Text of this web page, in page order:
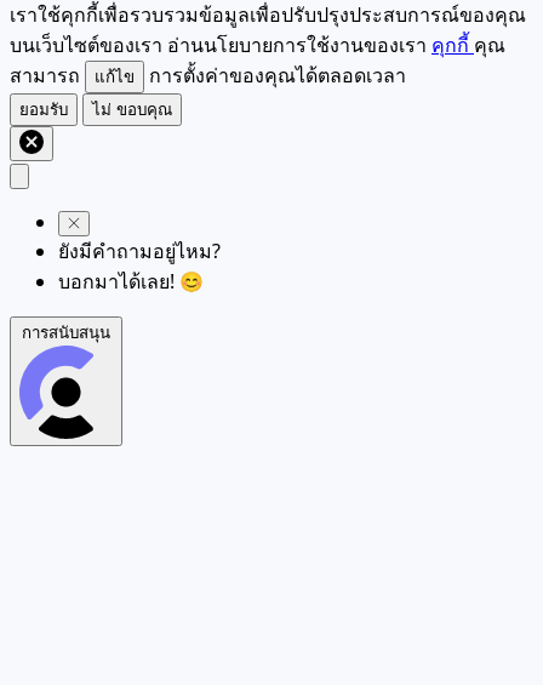
เราใช้คุกกี้เพื่อรวบรวมข้อมูลเพื่อปรับปรุงประสบการณ์ของคุณ
บนเว็บไซต์ของเรา อ่านนโยบายการใช้งานของเรา คุกกี้ คุณ
สามารถ
แก้ไข การตั้งค่าของคุณได้ตลอดเวลา
ยอมรับ ไม่ ขอบคุณ
ยังมีคำถามอยู่ไหม?
บอกมาได้เลย! 😊
การสนับสนุน